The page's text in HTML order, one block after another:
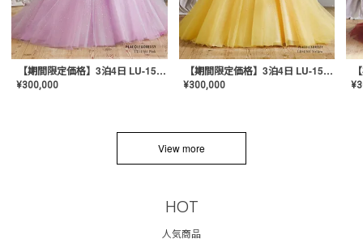
【期間限定価格】3泊4日 LU-1501(Pink)
¥300,000
【期間限定価格】3泊4日 LU-1501(Yellow)
¥300,000 ¥
View more
HOT
人気商品